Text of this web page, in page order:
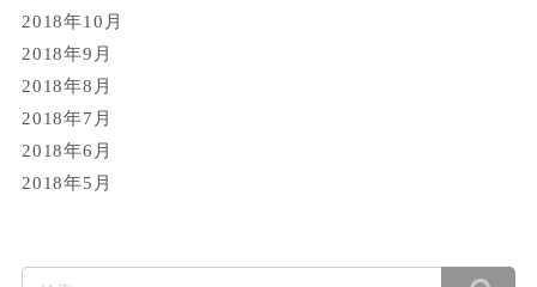
2018年10月
2018年9月
2018年8月
2018年7月
2018年6月
2018年5月